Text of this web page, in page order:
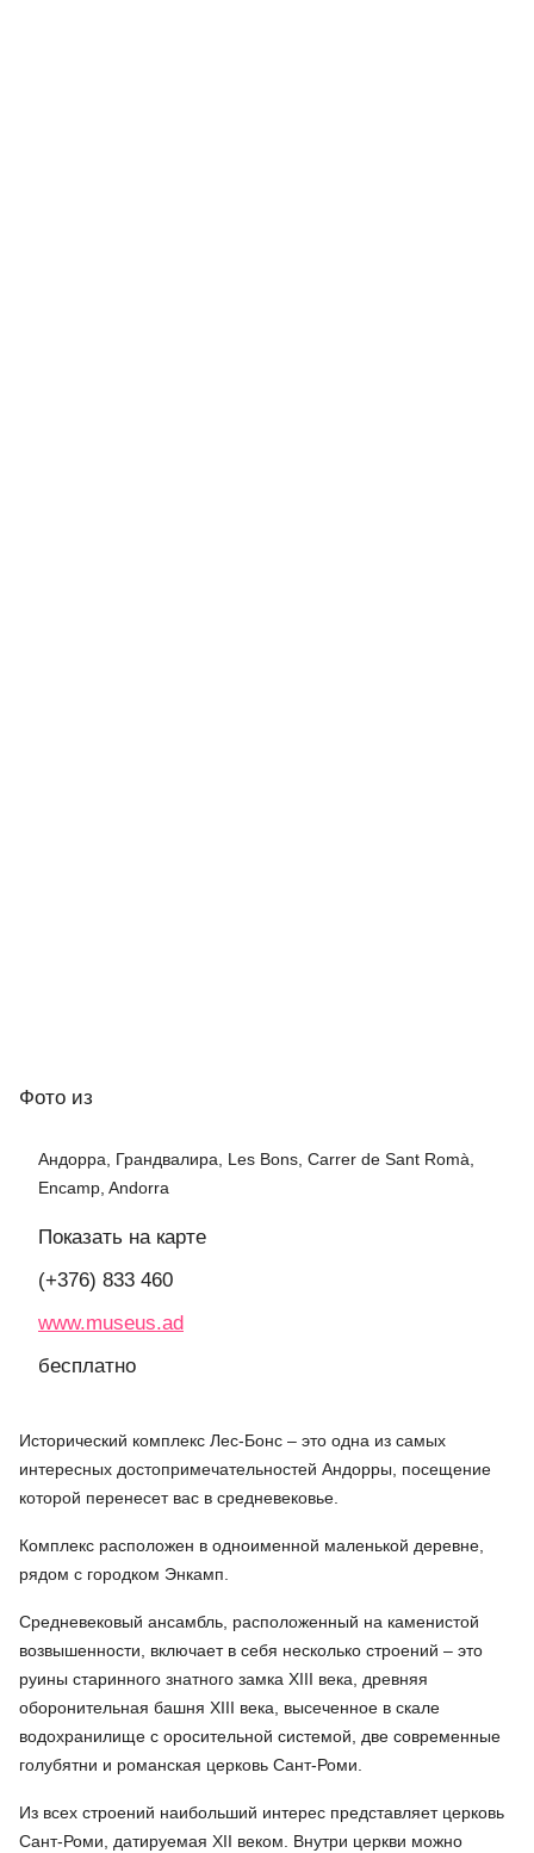
Фото из
Андорра, Грандвалира, Les Bons, Carrer de Sant Romà,
Encamp, Andorra
Показать на карте
(+376) 833 460
www.museus.ad
бесплатно
Исторический комплекс Лес-Бонс – это одна из самых
интересных достопримечательностей Андорры, посещение
которой перенесет вас в средневековье.
Комплекс расположен в одноименной маленькой деревне,
рядом с городком Энкамп.
Средневековый ансамбль, расположенный на каменистой
возвышенности, включает в себя несколько строений – это
руины старинного знатного замка XIII века, древняя
оборонительная башня XIII века, высеченное в скале
водохранилище с оросительной системой, две современные
голубятни и романская церковь Сант-Роми.
Из всех строений наибольший интерес представляет церковь
Сант-Роми, датируемая XII веком. Внутри церкви можно